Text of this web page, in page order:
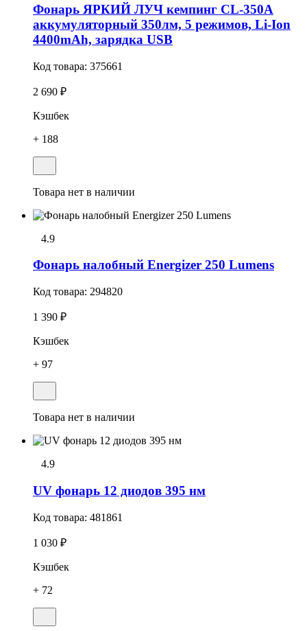
Фонарь ЯРКИЙ ЛУЧ кемпинг CL-350A
аккумуляторный 350лм, 5 режимов, Li-Ion
4400mAh, зарядка USB
Код товара: 375661
2 690 ₽
Кэшбек
+ 188
Товара нет в наличии
4.9
Фонарь налобный Energizer 250 Lumens
Код товара: 294820
1 390 ₽
Кэшбек
+ 97
Товара нет в наличии
4.9
UV фонарь 12 диодов 395 нм
Код товара: 481861
1 030 ₽
Кэшбек
+ 72